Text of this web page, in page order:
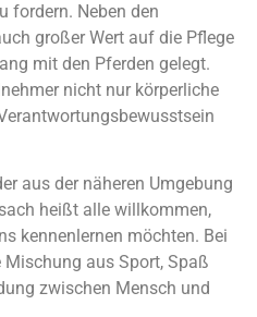
fordern. Neben den
großer Wert auf die Pflege
mit den Pferden gelegt.
nicht nur körperliche
aus der näheren Umgebung
heißt alle willkommen,
kennenlernen möchten. Bei
Mischung aus Sport, Spaß
zwischen Mensch und